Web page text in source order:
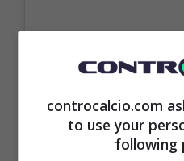
controcalcio.com
to use your
following